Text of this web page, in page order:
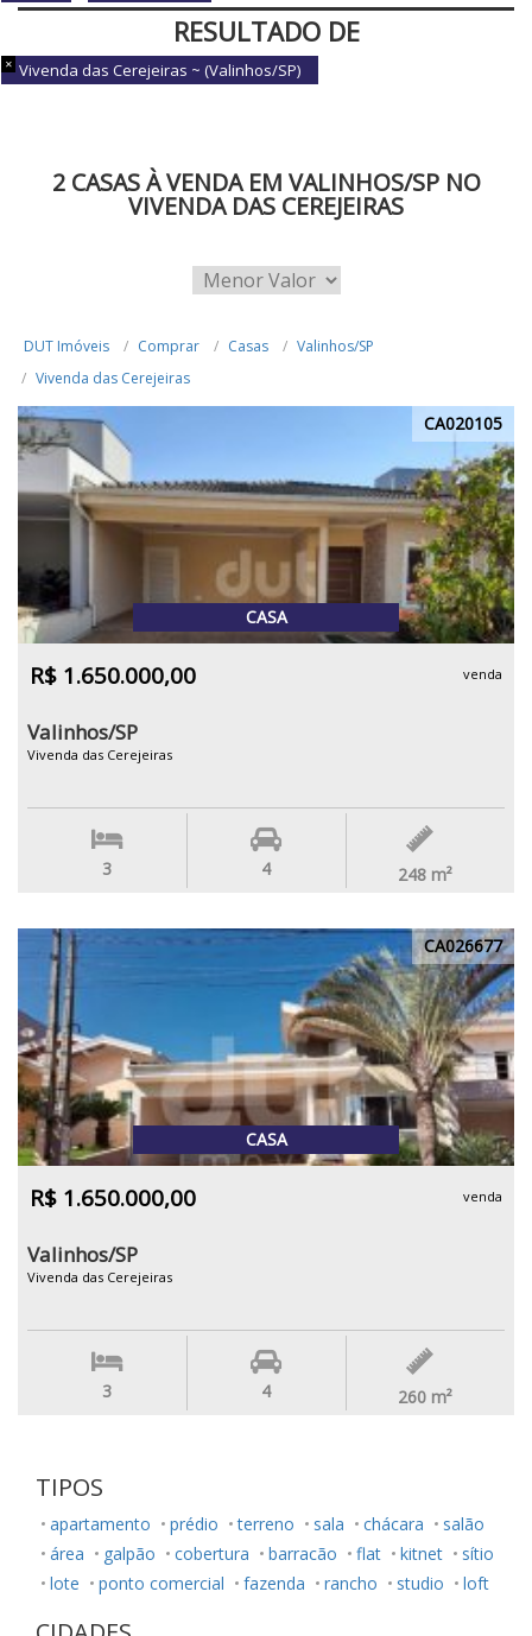
Vivenda das Cerejeiras ~ (Valinhos/SP)
RESULTADO DE
BUSCA
2 CASAS À VENDA EM VALINHOS/SP NO
VIVENDA DAS CEREJEIRAS
DUT Imóveis Comprar Casas
Valinhos/SP
Vivenda das Cerejeiras
CA020105
CASA
R$ 1.650.000,00 venda
Valinhos/SP
Vivenda das Cerejeiras
3 4 248 m²
CA026677
CASA
R$ 1.650.000,00 venda
Valinhos/SP
Vivenda das Cerejeiras
3 4 260 m²
TIPOS
apartamento prédio terreno sala chácara
salão
área
galpão cobertura barracão flat kitnet
sítio
lote
ponto comercial fazenda rancho studio loft